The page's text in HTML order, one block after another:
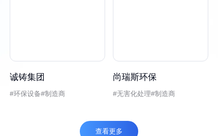
诚铸集团
环保设备 制造商
尚瑞斯环保
无害化处理 制造商
查看更多